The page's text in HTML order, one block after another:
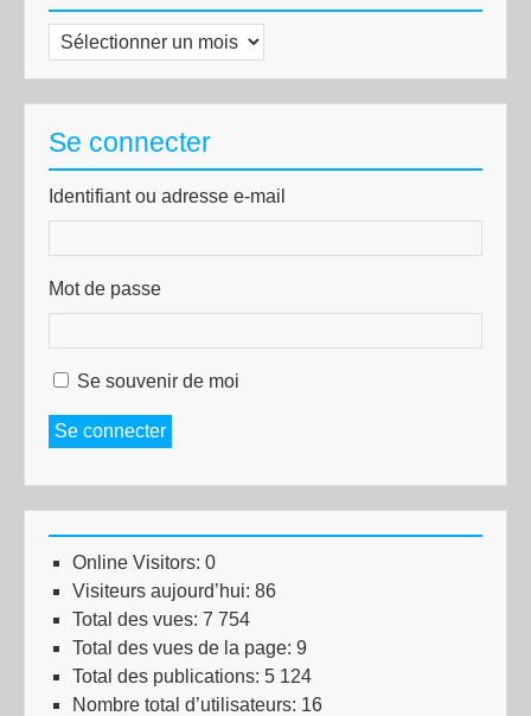
Archives
Se connecter
Identifiant ou adresse e-mail
Mot de passe
Se souvenir de moi
Se connecter
Online Visitors: 0
Visiteurs aujourd’hui: 86
Total des vues: 7 754
Total des vues de la page: 9
Total des publications: 5 124
Nombre total d’utilisateurs: 16